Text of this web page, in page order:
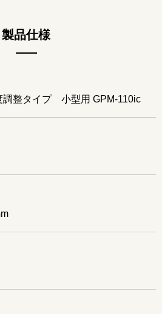
製品仕様
調整タイプ 小型用 GPM-110ic